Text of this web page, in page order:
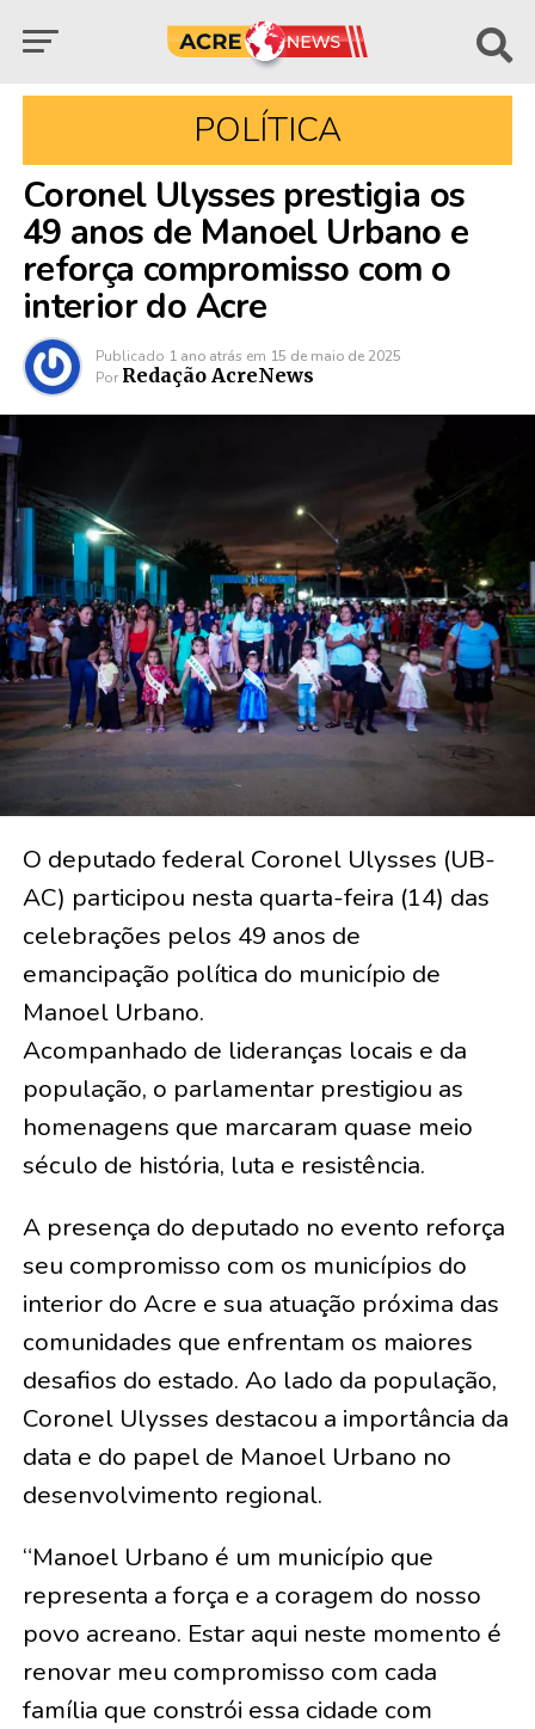
POLÍTICA
Coronel Ulysses prestigia os
49 anos de Manoel Urbano e
reforça compromisso com o
interior do Acre
Publicado 1 ano atrás em 15 de maio de 2025
Por Redação AcreNews
O deputado federal Coronel Ulysses (UB-
AC) participou nesta quarta-feira (14) das
celebrações pelos 49 anos de
emancipação política do município de
Manoel Urbano.
Acompanhado de lideranças locais e da
população, o parlamentar prestigiou as
homenagens que marcaram quase meio
século de história, luta e resistência.
A presença do deputado no evento reforça
seu compromisso com os municípios do
interior do Acre e sua atuação próxima das
comunidades que enfrentam os maiores
desafios do estado. Ao lado da população,
Coronel Ulysses destacou a importância da
data e do papel de Manoel Urbano no
desenvolvimento regional.
“Manoel Urbano é um município que
representa a força e a coragem do nosso
povo acreano. Estar aqui neste momento é
renovar meu compromisso com cada
família que constrói essa cidade com